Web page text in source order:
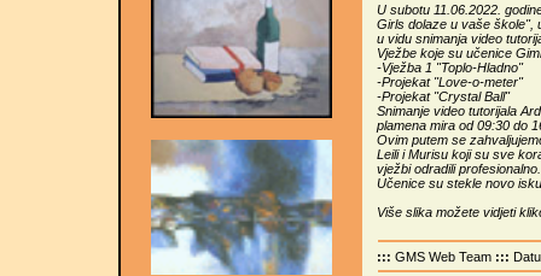
U subotu 11.06.2022.
Girls dolaze u vaše škole",
u vidu snimanja video
Vježbe koje su učenice
-Vježba 1 "Toplo-Hladno"
-Projekat "Love-o-meter"
-Projekat "Crystal Ball"
Snimanje video tutorijala
plamena mira od 09:30 do
Ovim putem se
Leili i Murisu koji su sve
vježbi odradili profesionalno.
Učenice su stekle novo
Više slika možete vidjeti
:::GMS Web Team :::